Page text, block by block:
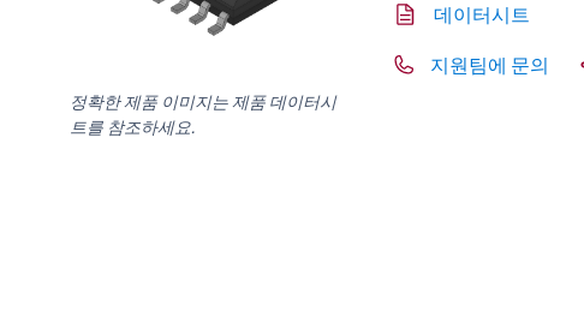
정확한 제품 이미지는 제품 데이터시
트를 참조하세요.
데이터시트
지원팀에 문의